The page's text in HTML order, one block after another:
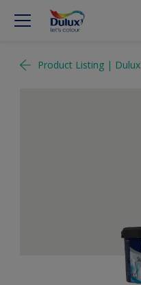
Product Listing | Dulux